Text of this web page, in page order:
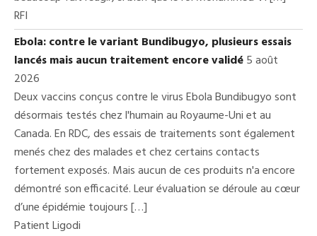
RFI
Ebola: contre le variant Bundibugyo, plusieurs essais
lancés mais aucun traitement encore validé5 août
2026
Deux vaccins conçus contre le virus Ebola Bundibugyo sont
désormais testés chez l'humain au Royaume-Uni et au
Canada. En RDC, des essais de traitements sont également
menés chez des malades et chez certains contacts
fortement exposés. Mais aucun de ces produits n'a encore
démontré son efficacité. Leur évaluation se déroule au cœur
d’une épidémie toujours […]
Patient Ligodi